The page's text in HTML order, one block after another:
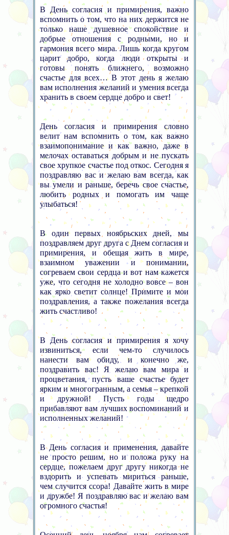
В День согласия и примирения, важно
вспомнить о том, что на них держится не
только наше душевное спокойствие и
добрые отношения с родными, но и
гармония всего мира. Лишь когда кругом
царит добро, когда люди открыты и
готовы понять ближнего, возможно
счастье для всех… В этот день я желаю
вам исполнения желаний и умения всегда
хранить в своем сердце добро и свет!
День согласия и примирения словно
велит нам вспомнить о том, как важно
взаимопонимание и как важно, даже в
мелочах оставаться добрым и не пускать
свое хрупкое счастье под откос. Сегодня я
поздравляю вас и желаю вам всегда, как
вы умели и раньше, беречь свое счастье,
любить родных и помогать им чаще
улыбаться!
В один первых ноябрьских дней, мы
поздравляем друг друга с Днем согласия и
примирения, и обещая жить в мире,
взаимном уважении и понимании,
согреваем свои сердца и вот нам кажется
уже, что сегодня не холодно вовсе – вон
как ярко светит солнце! Примите и мои
поздравления, а также пожелания всегда
жить счастливо!
В День согласия и примирения я хочу
извиниться, если чем-то случилось
нанести вам обиду, и конечно же,
поздравить вас! Я желаю вам мира и
процветания, пусть ваше счастье будет
ярким и многогранным, а семья – крепкой
и дружной! Пусть годы щедро
прибавляют вам лучших воспоминаний и
исполненных желаний!
В День согласия и применения, давайте
не просто решим, но и положа руку на
сердце, пожелаем друг другу никогда не
вздорить и успевать мириться раньше,
чем случится ссора! Давайте жить в мире
и дружбе! Я поздравляю вас и желаю вам
огромного счастья!